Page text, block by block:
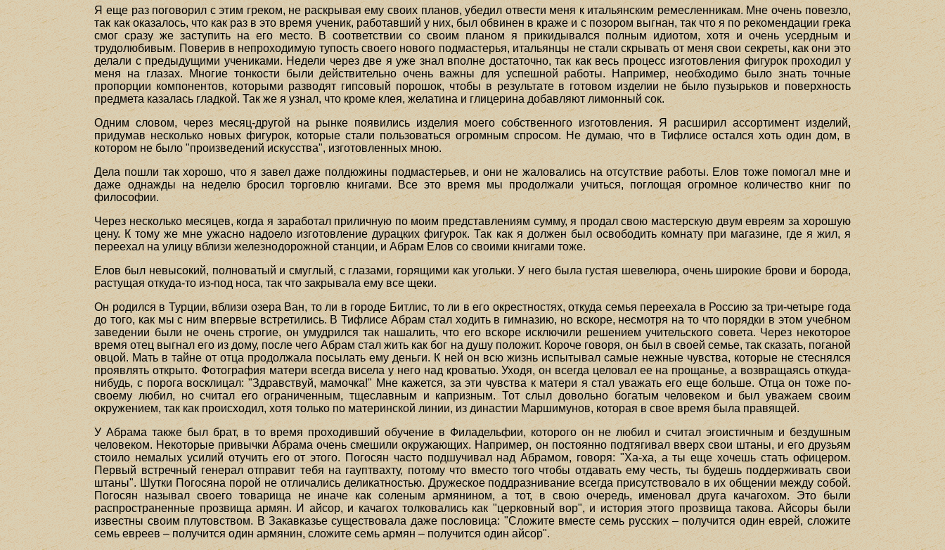
Я еще раз поговорил с этим греком, не раскрывая ему своих планов, убедил отвести меня к итальянским ремесленникам. Мне очень повезло,
так как оказалось, что как раз в это время ученик, работавший у них, был обвинен в краже и с позором выгнан, так что я по рекомендации грека
смог сразу же заступить на его место. В соответствии со своим планом я прикидывался полным идиотом, хотя и очень усердным и
трудолюбивым. Поверив в непроходимую тупость своего нового подмастерья, итальянцы не стали скрывать от меня свои секреты, как они это
делали с предыдущими учениками. Недели через две я уже знал вполне достаточно, так как весь процесс изготовления фигурок проходил у
меня на глазах. Многие тонкости были действительно очень важны для успешной работы. Например, необходимо было знать точные
пропорции компонентов, которыми разводят гипсовый порошок, чтобы в результате в готовом изделии не было пузырьков и поверхность
предмета казалась гладкой. Так же я узнал, что кроме клея, желатина и глицерина добавляют лимонный сок.
Одним словом, через месяц-другой на рынке появились изделия моего собственного изготовления. Я расширил ассортимент изделий,
придумав несколько новых фигурок, которые стали пользоваться огромным спросом. Не думаю, что в Тифлисе остался хоть один дом, в
котором не было "произведений искусства", изготовленных мною.
Дела пошли так хорошо, что я завел даже полдюжины подмастерьев, и они не жаловались на отсутствие работы. Елов тоже помогал мне и
даже однажды на неделю бросил торговлю книгами. Все это время мы продолжали учиться, поглощая огромное количество книг по
философии.
Через несколько месяцев, когда я заработал приличную по моим представлениям сумму, я продал свою мастерскую двум евреям за хорошую
цену. К тому же мне ужасно надоело изготовление дурацких фигурок. Так как я должен был освободить комнату при магазине, где я жил, я
переехал на улицу вблизи железнодорожной станции, и Абрам Елов со своими книгами тоже.
Елов был невысокий, полноватый и смуглый, с глазами, горящими как угольки. У него была густая шевелюра, очень широкие брови и борода,
растущая откуда-то из-под носа, так что закрывала ему все щеки.
Он родился в Турции, вблизи озера Ван, то ли в городе Битлис, то ли в его окрестностях, откуда семья переехала в Россию за три-четыре года
до того, как мы с ним впервые встретились. В Тифлисе Абрам стал ходить в гимназию, но вскоре, несмотря на то что порядки в этом учебном
заведении были не очень строгие, он умудрился так нашалить, что его вскоре исключили решением учительского совета. Через некоторое
время отец выгнал его из дому, после чего Абрам стал жить как бог на душу положит. Короче говоря, он был в своей семье, так сказать, поганой
овцой. Мать в тайне от отца продолжала посылать ему деньги. К ней он всю жизнь испытывал самые нежные чувства, которые не стеснялся
проявлять открыто. Фотография матери всегда висела у него над кроватью. Уходя, он всегда целовал ее на прощанье, а возвращаясь откуда-
нибудь, с порога восклицал: "Здравствуй, мамочка!" Мне кажется, за эти чувства к матери я стал уважать его еще больше. Отца он тоже по-
своему любил, но считал его ограниченным, тщеславным и капризным. Тот слыл довольно богатым человеком и был уважаем своим
окружением, так как происходил, хотя только по материнской линии, из династии Маршимунов, которая в свое время была правящей.
У Абрама также был брат, в то время проходивший обучение в Филадельфии, которого он не любил и считал эгоистичным и бездушным
человеком. Некоторые привычки Абрама очень смешили окружающих. Например, он постоянно подтягивал вверх свои штаны, и его друзьям
стоило немалых усилий отучить его от этого. Погосян часто подшучивал над Абрамом, говоря: "Ха-ха, а ты еще хочешь стать офицером.
Первый встречный генерал отправит тебя на гауптвахту, потому что вместо того что­бы отдавать ему честь, ты будешь поддерживать свои
штаны". Шутки Погосяна порой не отличались деликатностью. Дружеское поддразнивание всегда присутствовало в их общении между собой.
Погосян называл своего товарища не иначе как соленым армянином, а тот, в свою очередь, именовал друга качагохом. Это были
распространенные прозвища армян. И айсор, и качагох толковались как "церковный вор", и история этого прозвища такова. Айсоры были
известны своим плутовством. В Закавказье существовала даже пословица: "Сложите вместе семь русских – получится один еврей, сложите
семь евреев – получится один армянин, сложите семь армян – получится один айсор".